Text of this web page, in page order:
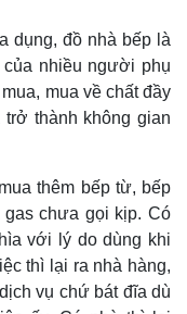
dụng, đồ nhà bếp là
của nhiều người phụ
mua về chất đầy
thành không gian
thêm bếp từ, bếp
chưa gọi kịp. Có
với lý do dùng khi
thì lại ra nhà hàng,
vụ chứ bát đĩa dù